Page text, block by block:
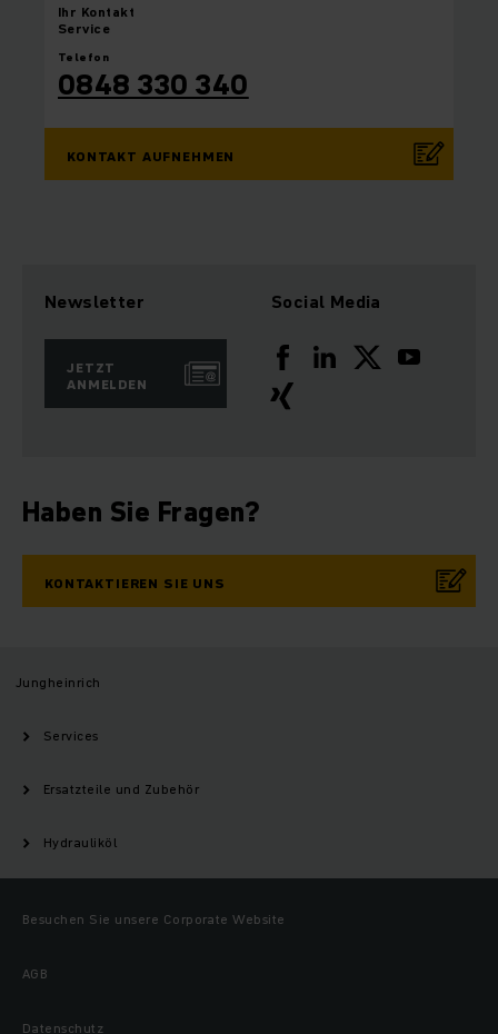
Ihr Kontakt
Service
Telefon
0848 330 340
KONTAKT AUFNEHMEN
Newsletter
JETZT
ANMELDEN
Social Media
Haben Sie Fragen?
KONTAKTIEREN SIE UNS
Jungheinrich
Services
Ersatzteile und Zubehör
Hydrauliköl
Besuchen Sie unsere Corporate Website
AGB
Datenschutz